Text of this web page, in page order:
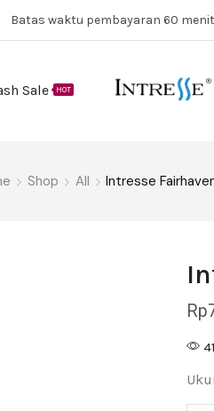
Batas waktu pembayaran 60
Sale HOT
Shop All Intresse
Rp